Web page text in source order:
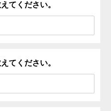
てください。
てください。